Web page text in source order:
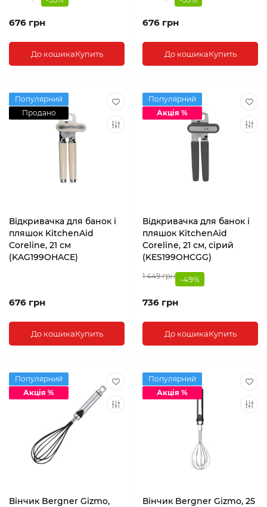
676 грн
До кошикаКупить
676 грн
До кошикаКупить
Популярний
Продано
Відкривачка для банок і
пляшок KitchenAid
Coreline, 21 см
(KAG199OHACE)
676 грн
До кошикаКупить
Популярний
Акція %
Відкривачка для банок і
пляшок KitchenAid
Coreline, 21 см, сірий
(KES199OHCGG)
1 449 грн -49%
736 грн
До кошикаКупить
Популярний
Акція %
Вінчик Bergner Gizmo,
Популярний
Акція %
Вінчик Bergner Gizmo, 25